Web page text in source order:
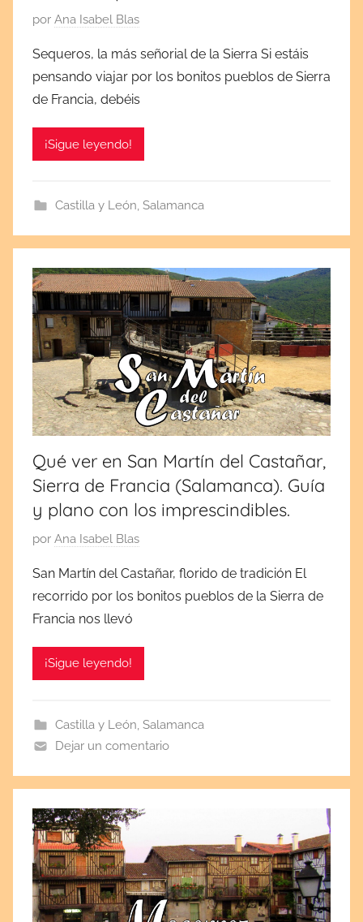
2
2
P
b
l
i
c
e
s
e
p
t
i
e
m
b
r
1
6
,
0
2
por Ana Isabel Blas
Sequeros, la más señorial de la Sierra Si estáis
pensando viajar por los bonitos pueblos de Sierra
de Francia, debéis
¡Sigue leyendo!
Castilla y León, Salamanca
Qué ver en San Martín del Castañar,
Sierra de Francia (Salamanca). Guía
y plano con los imprescindibles.
P
b
l
i
c
e
l
e
p
t
i
e
m
b
por Ana Isabel Blas
San Martín del Castañar, florido de tradición El
recorrido por los bonitos pueblos de la Sierra de
Francia nos llevó
¡Sigue leyendo!
Castilla y León, Salamanca
Dejar un comentario